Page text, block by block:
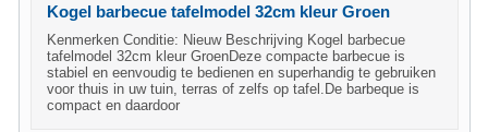
Kogel barbecue tafelmodel 32cm kleur Groen
Kenmerken Conditie: Nieuw Beschrijving Kogel barbecue
tafelmodel 32cm kleur GroenDeze compacte barbecue is
stabiel en eenvoudig te bedienen en superhandig te gebruiken
voor thuis in uw tuin, terras of zelfs op tafel.De barbeque is
compact en daardoor